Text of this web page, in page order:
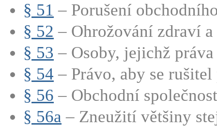
§ 51 – Porušení
§ 52 – Ohrožování zdraví
§ 53 – Osoby, jejichž
§ 54 – Právo, aby se
§ 56 – Obchodní
§ 56a – Zneužití většiny